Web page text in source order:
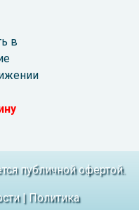
в
публичной офертой.
| Политика